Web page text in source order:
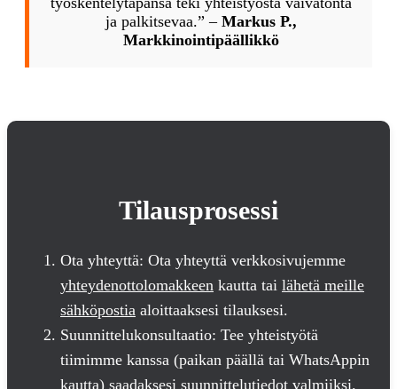
ja palkitsevaa.” – Markus P.,
Markkinointipäällikkö
Tilausprosessi
Ota yhteyttä: Ota yhteyttä verkkosivujemme
yhteydenottolomakkeen kautta tai lähetä meille
sähköpostia aloittaaksesi tilauksesi.
Suunnittelukonsultaatio: Tee yhteistyötä
tiimimme kanssa (paikan päällä tai WhatsAppin
kautta) saadaksesi suunnittelutiedot valmiiksi.